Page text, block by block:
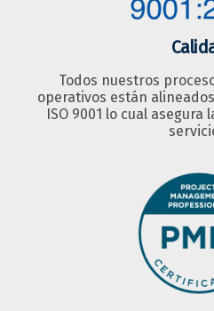
Todos nuestros
operativos están
ISO 9001 lo cual